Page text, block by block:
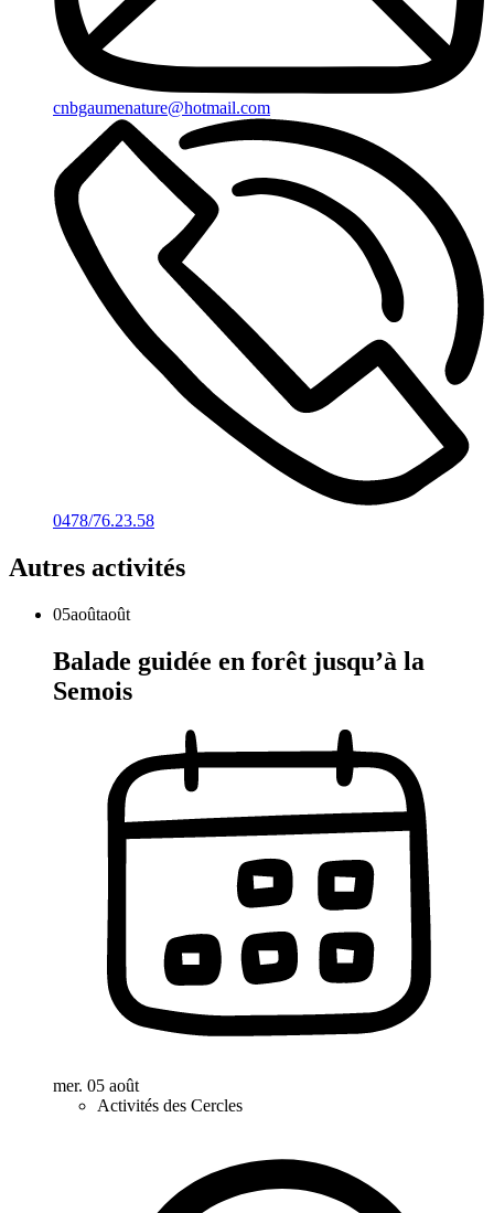
cnbgaumenature@hotmail.com
0478/76.23.58
Autres activités
05aoûtaoût
Balade guidée en forêt jusqu’à la
Semois
mer. 05 août
Activités des Cercles